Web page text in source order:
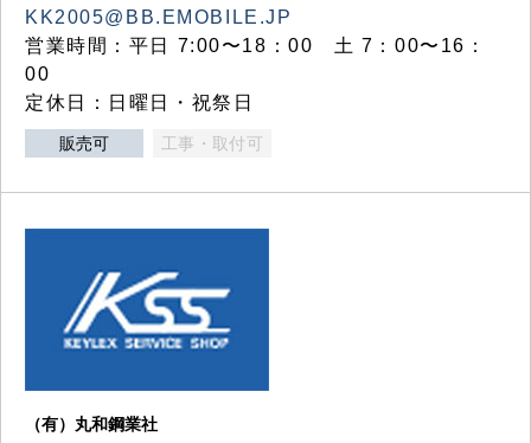
KK2005@BB.EMOBILE.JP
営業時間：平日 7:00〜18：00 土 7：00〜16：
00
定休日：日曜日・祝祭日
販売可 工事・取付可
（有）丸和鋼業社